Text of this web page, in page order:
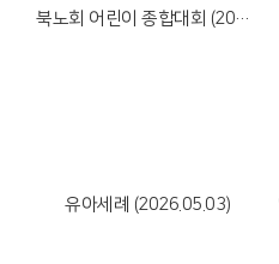
북노회 어린이 종합대회 (2026.05.23)
유아세례 (2026.05.03)